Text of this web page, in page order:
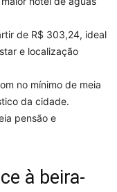
de R$ 303,24, ideal
e localização
no mínimo de meia
da cidade.
pensão e
à beira-